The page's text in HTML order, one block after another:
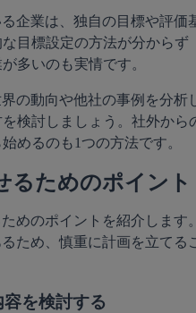
企業は、独自の目標や評価
目標設定の方法が分からず
多いのも実情です。
の動向や他社の事例を分析
検討しましょう。社外から
めるのも1つの方法です。
るためのポイント
めのポイントを紹介します
ため、慎重に計画を立てる
を検討する